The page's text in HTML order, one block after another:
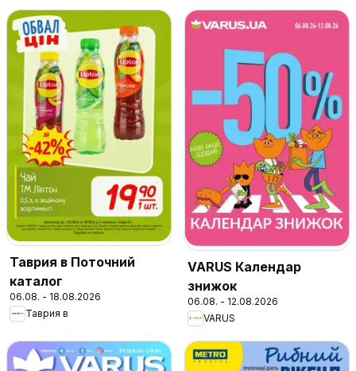
Таврия в Поточний
каталог
06.08. - 18.08.2026
Таврия в
VARUS Календар
знижок
06.08. - 12.08.2026
VARUS